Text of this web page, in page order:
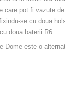
care pot fi vazute
se cu doua
doua baterii R6.
Dome este o